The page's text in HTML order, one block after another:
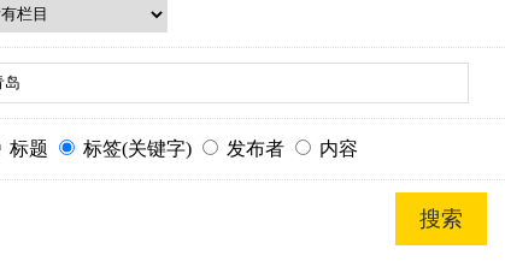
标题 标签(关键字) 发布者 内容